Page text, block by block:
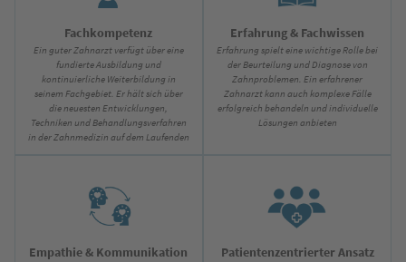
Fachkompetenz
Ein guter Zahnarzt verfügt über eine
fundierte Ausbildung und
kontinuierliche Weiterbildung in
seinem Fachgebiet. Er hält sich über
die neuesten Entwicklungen,
Techniken und Behandlungsverfahren
in der Zahnmedizin auf dem Laufenden
Erfahrung & Fachwissen
Erfahrung spielt eine wichtige Rolle bei
der Beurteilung und Diagnose von
Zahnproblemen. Ein erfahrener
Zahnarzt kann auch komplexe Fälle
erfolgreich behandeln und individuelle
Lösungen anbieten
Empathie & Kommunikation Patientenzentrierter Ansatz